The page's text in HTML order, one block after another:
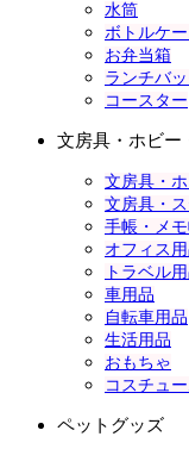
水筒
ボトルケ
お弁当箱
ランチバ
コースター
文房具・ホビー
文房具・
文房具・
手帳・メ
オフィス
トラベル
車用品
自転車用品
生活用品
おもちゃ
コスチュ
ペットグッズ